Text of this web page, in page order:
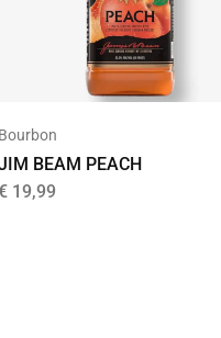
Bourbon
BEAM PEACH
19,99